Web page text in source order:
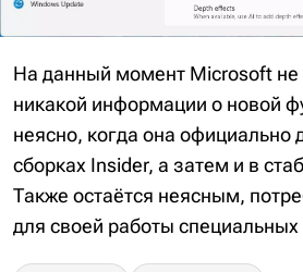
На данный момент Microsoft не
никакой информации о новой
неясно, когда она официально
сборках Insider, а затем и в
Также остаётся неясным,
для своей работы